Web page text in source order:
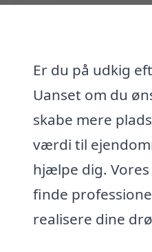
Er du på udkig
Uanset om du
skabe mere
værdi til
hjælpe dig.
finde
realisere dine